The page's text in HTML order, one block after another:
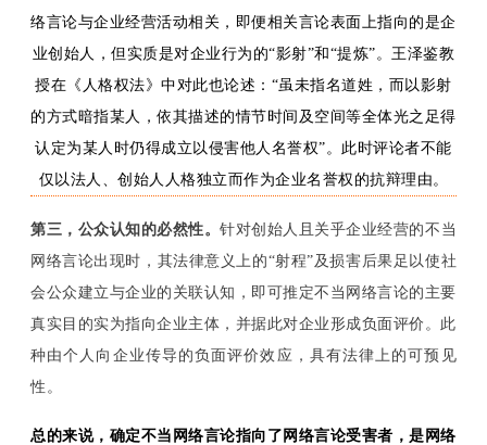
络言论与企业经营活动相关，即便相关言论表面上指向的是企
业创始人，但实质是对企业行为的“影射”和“提炼”。王泽鉴教
授在《人格权法》中对此也论述： “虽未指名道姓，而以影射
的方式暗指某人，依其描述的情节时间及空间等全体光之足得
认定为某人时仍得成立以侵害他人名誉权”。 此时评论者不能
仅以法人、创始人人格独立而作为企业名誉权的抗辩理由。
第三， 公众认知的必然性。针对创始人且关乎企业经营的不当
网络言论出现时， 其法律意义上的“射程”及损害后果 足以使社
会公众建立与企业的关联认知，即可推定不当网络言论的主要
真实目的实为指向企业主体，并据此对企业形成负面评价。此
种由个人向企业传导的负面评价效应，具有法律上的可预见
性。
总的来说，确定不当 网络言论指向了网络言论受害者，是网络